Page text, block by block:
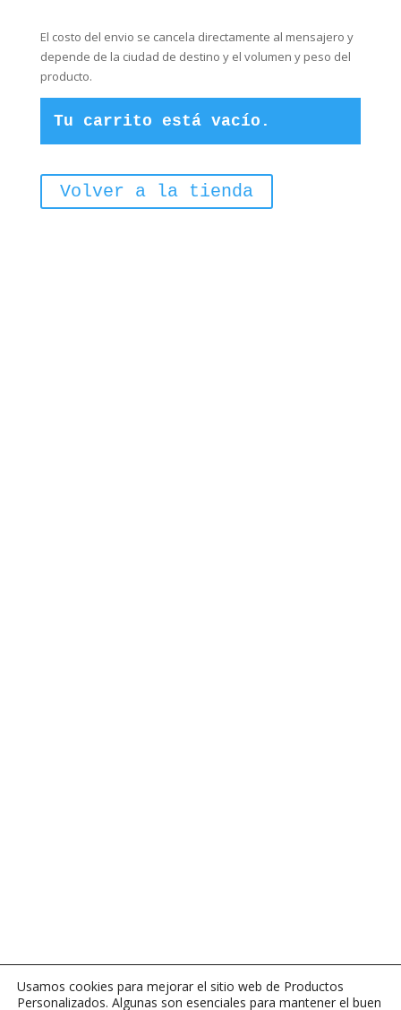
El costo del envio se cancela directamente al mensajero y
depende de la ciudad de destino y el volumen y peso del
producto.
Tu carrito está vacío.
Volver a la tienda
Usamos cookies para mejorar el sitio web de Productos
Personalizados. Algunas son esenciales para mantener el buen